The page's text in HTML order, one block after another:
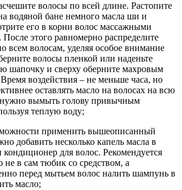
волосы по всей длине. Растопите
водяной бане немного масла ши и
его в корни волос массажными
этого равномерно распределите
всем волосам, уделяя особое внимание
волосы пленкой или наденьте
шапочку и сверху оберните махровым
воздействия – не меньше часа, но
оставлять масло на волосах на всю
вымыть голову привычным
теплую воду;
применить вышеописанный
добавить несколько капель масла в
для волос. Рекомендуется
не в сам тюбик со средством, а
перед мытьем волос налить шампунь в
масло;